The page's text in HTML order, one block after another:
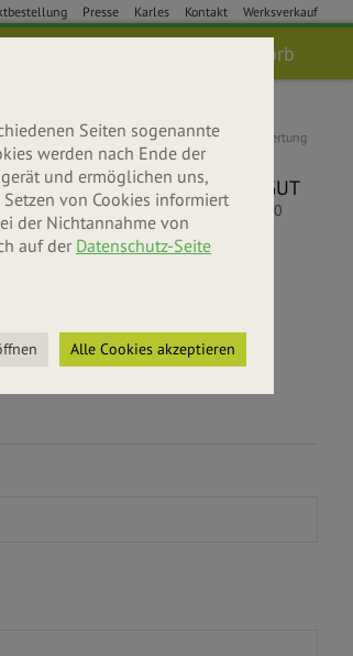
Presse Karles Kontakt Werksverkauf
Warenkorb
Kundenbewertung
SEHR GUT
5.00
Seiten sogenannte
werden nach Ende der
und ermöglichen uns,
von Cookies informiert
der Nichtannahme von
auf der Datenschutz-Seite
Alle Cookies akzeptieren